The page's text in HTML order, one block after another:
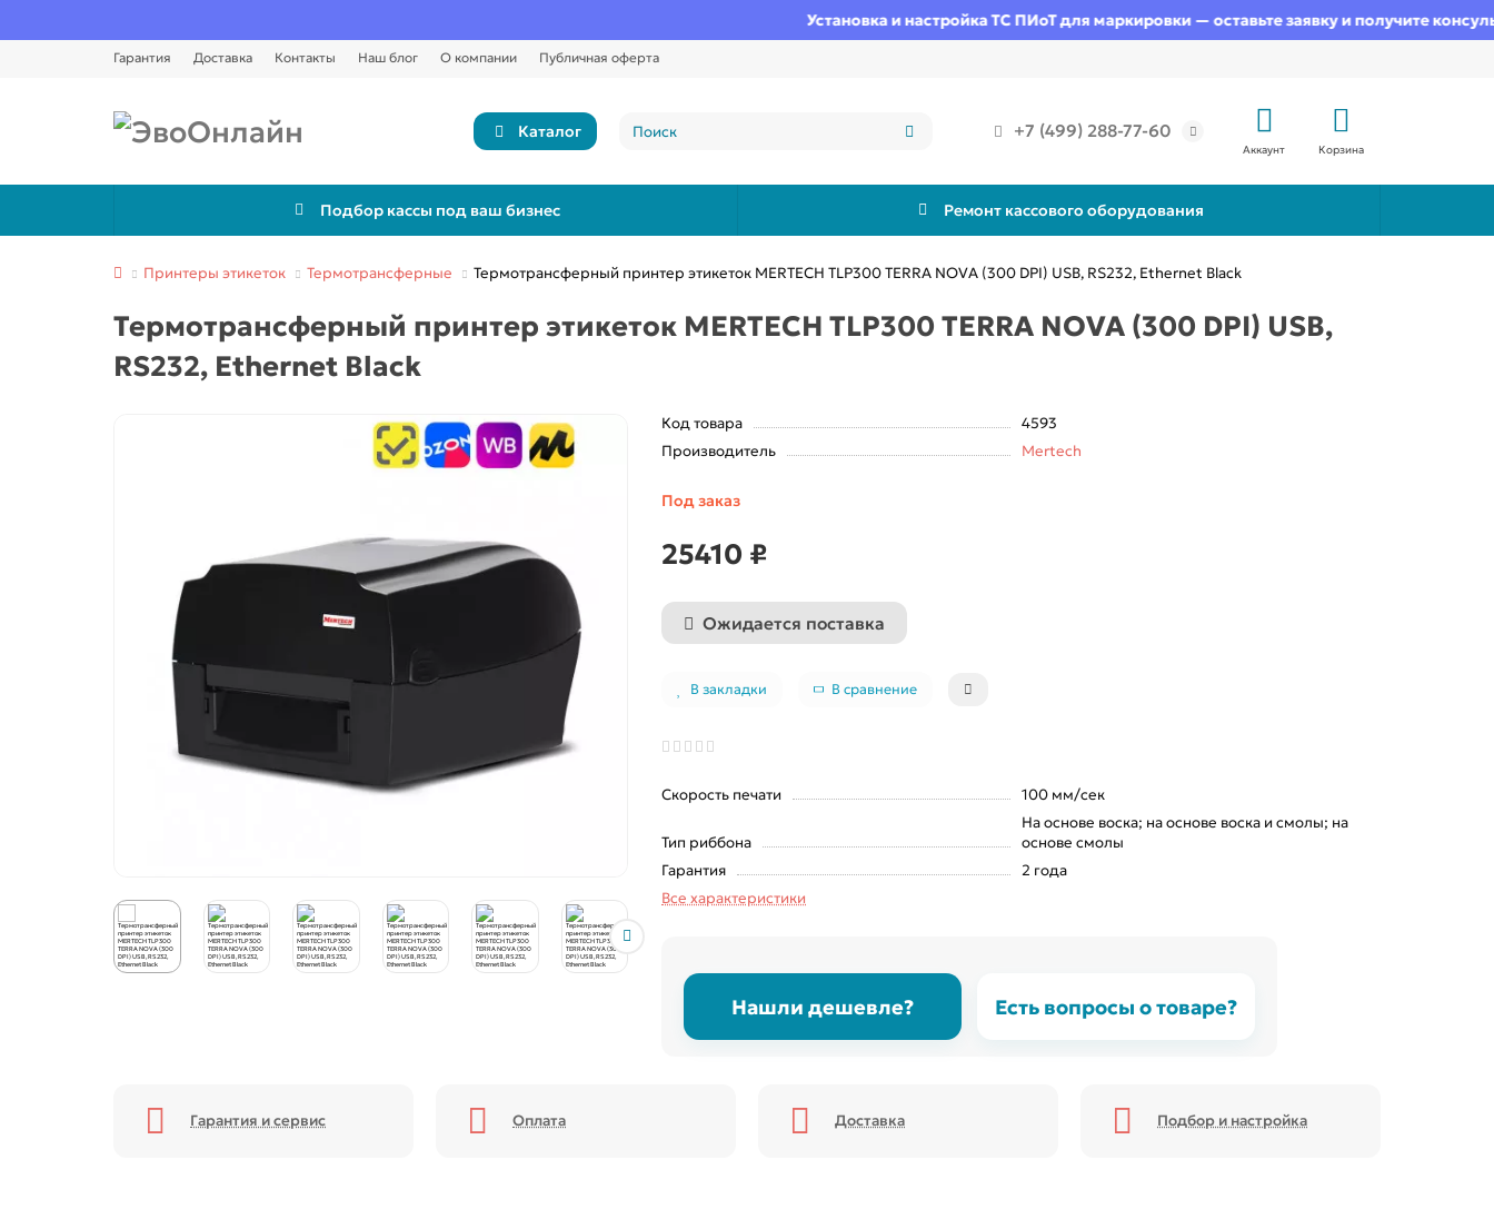
Установка и настройка ТС ПИоТ для маркировки — оставьте заявку и получите
Гарантия Доставка Контакты Наш блог О компании Публичная оферта
Каталог +7 (499) 288-77-60
Аккаунт Корзина
Подбор кассы под ваш бизнес Ремонт кассового оборудования
Принтеры этикеток Термотрансферные Термотрансферный принтер этикеток MERTECH TLP300 TERRA NOVA (300 DPI) USB, RS232, Ethernet Black
Термотрансферный принтер этикеток MERTECH TLP300 TERRA NOVA (300 DPI) USB,
RS232, Ethernet Black
Код товара
4593
Производитель
Mertech
Под заказ
25410 ₽
Ожидается поставка
В закладки В сравнение
Скорость печати 100 мм/сек
Тип риббона
На основе воска; на основе воска и смолы; на
основе смолы
Гарантия
2 года
Все характеристики
Нашли дешевле? Есть вопросы о товаре?
Гарантия и сервис Оплата Доставка Подбор и настройка